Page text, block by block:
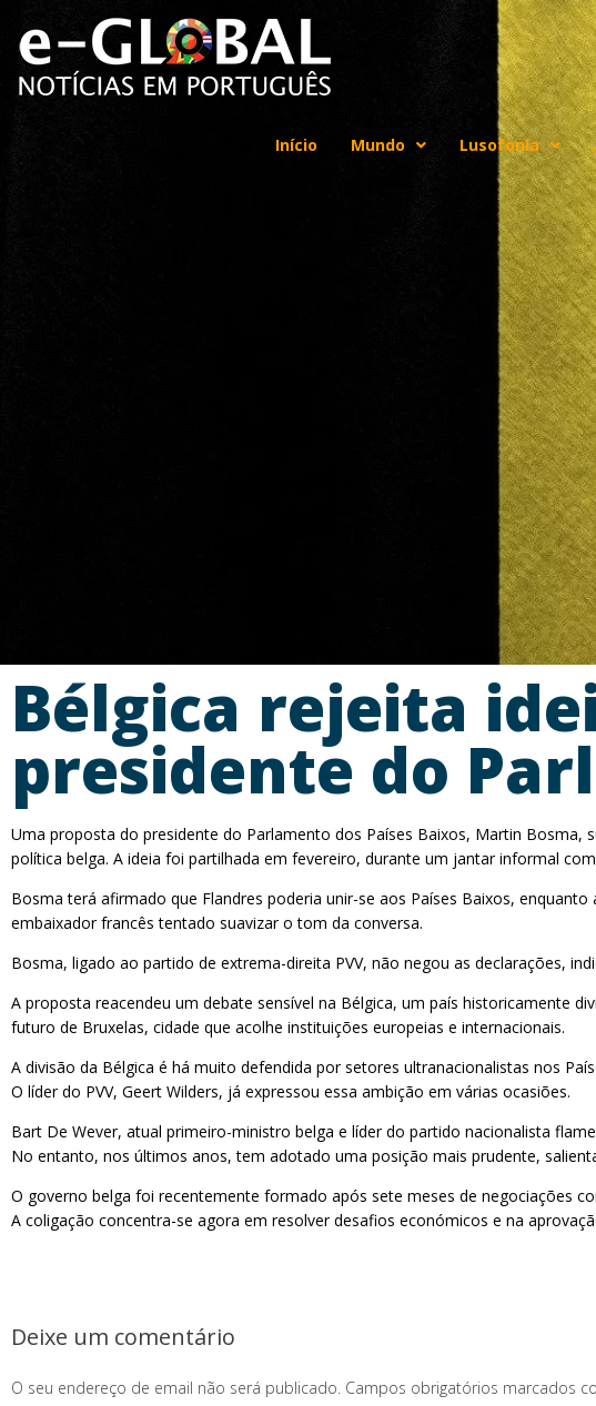
Início Mundo Lusofonia
Bélgica rejeita
presidente do
Uma proposta do presidente do Parlamento dos Países Baixos, Martin Bosma,
política belga. A ideia foi partilhada em fevereiro, durante um jantar informal
Bosma terá afirmado que Flandres poderia unir-se aos Países Baixos,
embaixador francês tentado suavizar o tom da conversa.
Bosma, ligado ao partido de extrema-direita PVV, não negou as declarações,
A proposta reacendeu um debate sensível na Bélgica, um país historicamente
futuro de Bruxelas, cidade que acolhe instituições europeias e internacionais.
A divisão da Bélgica é há muito defendida por setores ultranacionalistas nos
O líder do PVV, Geert Wilders, já expressou essa ambição em várias ocasiões.
Bart De Wever, atual primeiro-ministro belga e líder do partido nacionalista
No entanto, nos últimos anos, tem adotado uma posição mais prudente,
O governo belga foi recentemente formado após sete meses de negociações
A coligação concentra-se agora em resolver desafios económicos e na
Deixe um comentário
O seu endereço de email não será publicado. Campos obrigatórios marcados